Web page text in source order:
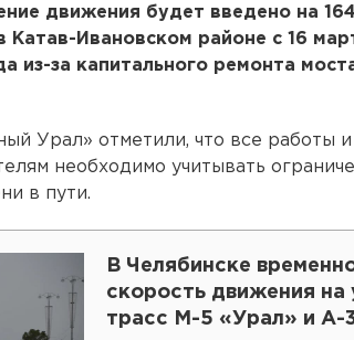
движения будет введено на
Катав-Ивановском районе с 16
из-за капитального ремонта
Урал» отметили, что все работы и
необходимо учитывать
в пути.
В Челябинске
скорость движения на
трасс М-5 «Урал» и А-